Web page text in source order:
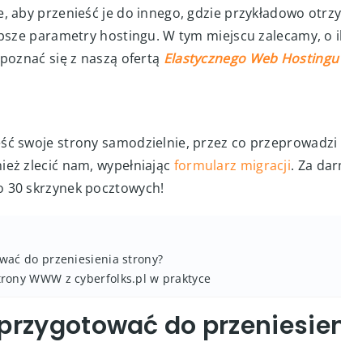
aby przenieść je do innego, gdzie przykładowo
parametry hostingu. W tym miejscu zalecamy, o
się z naszą ofertą Elastycznego Web
zlecić nam, wypełniając
30 skrzynek pocztowych!
do przeniesienia strony?